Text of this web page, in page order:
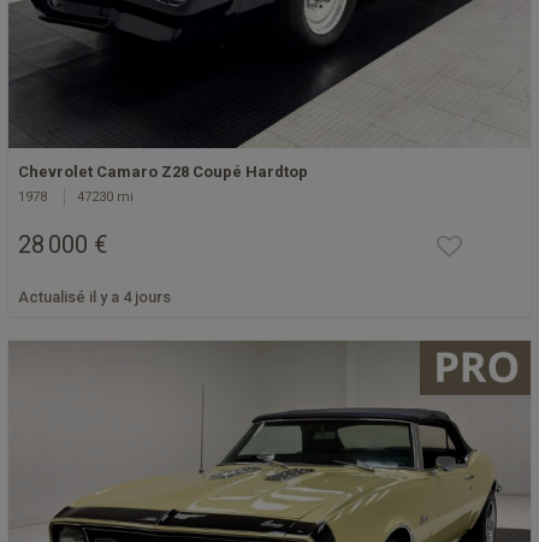
Chevrolet Camaro Z28 Coupé Hardtop
1978 47230 mi
28 000 €
Actualisé il y a 4 jours